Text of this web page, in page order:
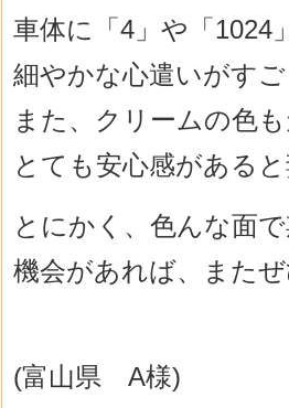
車体に「4」や「1024
細やかな心遣いがす
また、クリームの色
とても安心感がある
とにかく、色んな面
機会があれば、また
(富山県 A様)